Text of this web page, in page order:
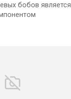
бобов является